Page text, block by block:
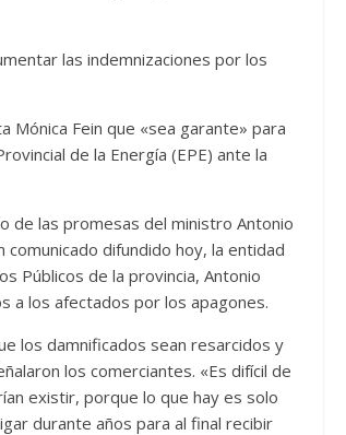
las indemnizaciones por los
Mónica Fein que «sea garante» para
de la Energía (EPE) ante la
de las promesas del ministro Antonio
comunicado difundido hoy, la entidad
Públicos de la provincia, Antonio
a los afectados por los apagones.
los damnificados sean resarcidos y
los comerciantes. «Es difícil de
existir, porque lo que hay es solo
durante años para al final recibir